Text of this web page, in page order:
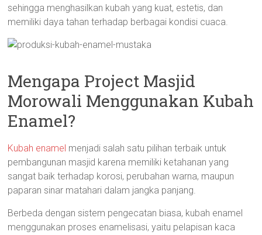
sehingga menghasilkan kubah yang kuat, estetis, dan
memiliki daya tahan terhadap berbagai kondisi cuaca.
Mengapa Project Masjid
Morowali Menggunakan Kubah
Enamel?
Kubah enamel menjadi salah satu pilihan terbaik untuk
pembangunan masjid karena memiliki ketahanan yang
sangat baik terhadap korosi, perubahan warna, maupun
paparan sinar matahari dalam jangka panjang.
Berbeda dengan sistem pengecatan biasa, kubah enamel
menggunakan proses enamelisasi, yaitu pelapisan kaca